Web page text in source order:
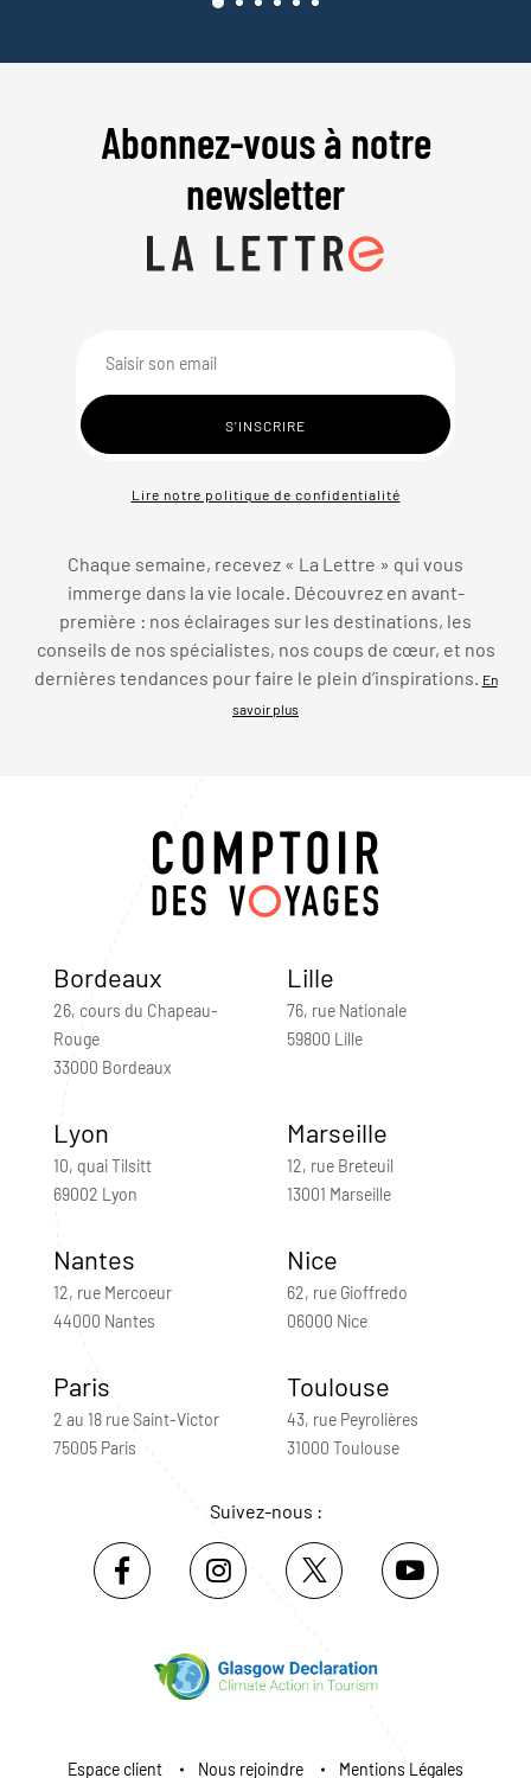
Abonnez-vous à notre
newsletter
Lire notre politique de confidentialité
Chaque semaine, recevez « La Lettre » qui vous
immerge dans la vie locale. Découvrez en avant-
première : nos éclairages sur les destinations, les
conseils de nos spécialistes, nos coups de cœur, et nos
dernières tendances pour faire le plein d’inspirations. En
savoir plus
Bordeaux
26, cours du Chapeau-
Rouge
33000 Bordeaux
Lille
76, rue Nationale
59800 Lille
Lyon
10, quai Tilsitt
69002 Lyon
Marseille
12, rue Breteuil
13001 Marseille
Nantes
12, rue Mercoeur
44000 Nantes
Nice
62, rue Gioffredo
06000 Nice
Paris
2 au 18 rue Saint-Victor
75005 Paris
Toulouse
43, rue Peyrolières
31000 Toulouse
Suivez-nous :
Espace client Nous rejoindre Mentions Légales